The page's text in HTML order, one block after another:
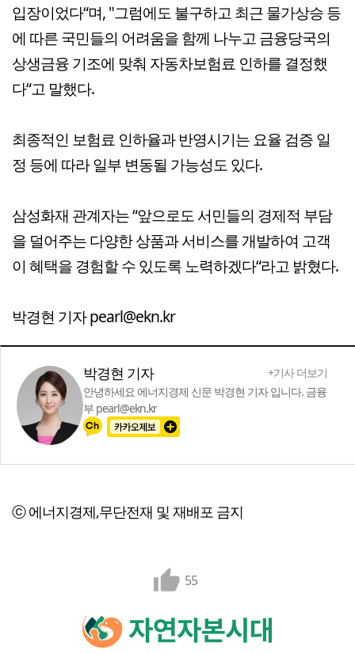
입장이었다“며, "그럼에도 불구하고 최근 물가상승 등
에 따른 국민들의 어려움을 함께 나누고 금융당국의
상생금융 기조에 맞춰 자동차보험료 인하를 결정했
다“고 말했다.
최종적인 보험료 인하율과 반영시기는 요율 검증 일
정 등에 따라 일부 변동될 가능성도 있다.
삼성화재 관계자는 “앞으로도 서민들의 경제적 부담
을 덜어주는 다양한 상품과 서비스를 개발하여 고객
이 혜택을 경험할 수 있도록 노력하겠다“라고 밝혔다.
박경현 기자 pearl@ekn.kr
박경현 기자
+기사 더보기
안녕하세요 에너지경제 신문 박경현 기자 입니다. 금융
부 pearl@ekn.kr
ⓒ 에너지경제,무단전재 및 재배포 금지
55